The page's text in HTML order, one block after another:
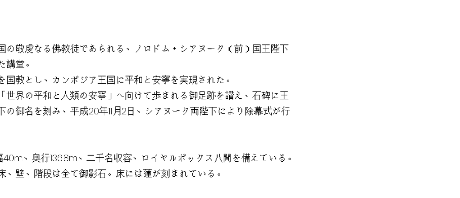
の敬虔なる佛教徒であられる、ノロドム・シアヌーク（前）国王陛下
講堂。
国教とし、カンボジア王国に平和と安寧を実現された。
世界の平和と人類の安寧」へ向けて歩まれる御足跡を讃え、石碑に王
の御名を刻み、平成20年11月2日、シアヌーク両陛下により除幕式が行
、奥行136.8m、二千名収容、ロイヤルボックス八間を備えている。
、壁、階段は全て御影石。床には蓮が刻まれている。